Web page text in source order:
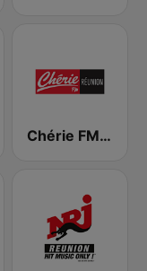
Chérie FM Réunion